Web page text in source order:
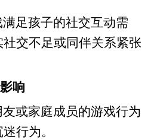
足孩子的社交互动需
交不足或同伴关系紧张
响
或家庭成员的游戏行为
行为。